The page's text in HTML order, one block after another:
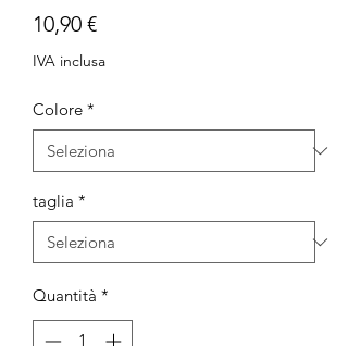
10,90 €Prezzo
IVA inclusa
Colore *
taglia *
Quantità *